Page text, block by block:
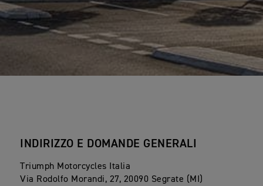
INDIRIZZO E DOMANDE GENERALI
Triumph Motorcycles Italia
Via Rodolfo Morandi, 27, 20090 Segrate (MI)